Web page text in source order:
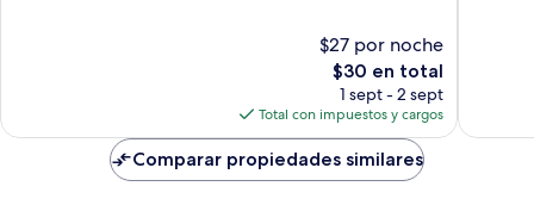
$27 por noche
El
precio
actual
es
de
$30
$30 en total
1 sept - 2 sept
Total con impuestos y cargos
Comparar propiedades similares